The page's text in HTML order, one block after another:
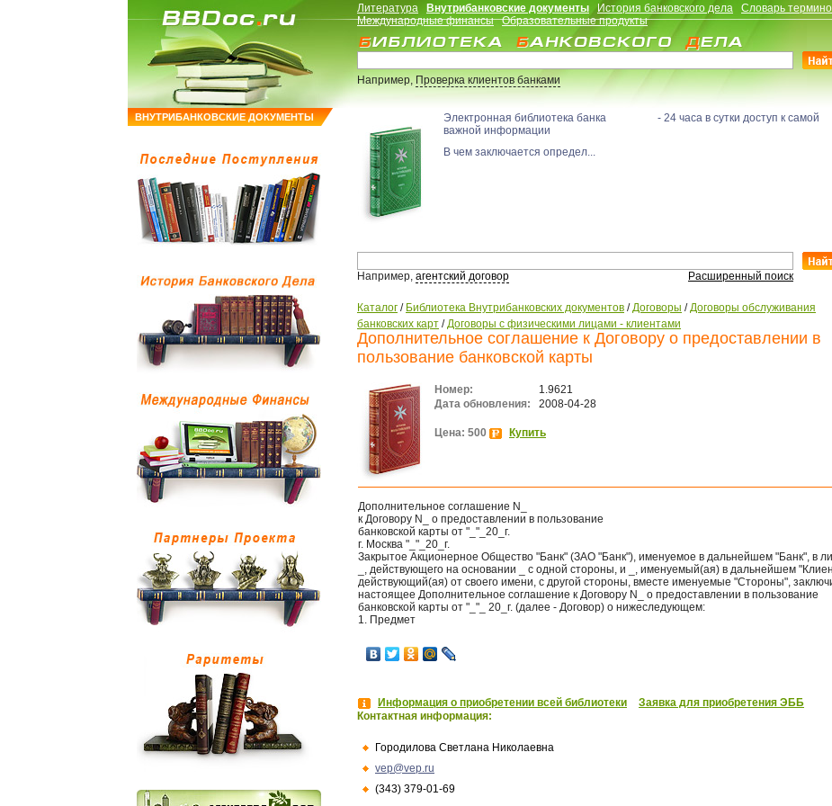
ВНУТРИБАНКОВСКИЕ ДОКУМЕНТЫ
Литература Внутрибанковские документы История банковского дела
Словарь
Международные финансы
Образовательные продукты
Например,Проверка клиентов банками
Электронная библиотека банка - 24 часа в сутки доступ к самой
важной информации
В чем заключается определ...
Например, агентский договор Расширенный поиск
Каталог / Библиотека Внутрибанковских документов /Договоры /Договоры обслуживания
банковских карт /Договоры с физическими лицами - клиентами
Дополнительное соглашение к Договору о предоставлении в
пользование банковской карты
Номер:
1.9621
Дата обновления:
2008-04-28
Цена: 500 Купить
Дополнительное соглашение N_
к Договору N_ о предоставлении в пользование
банковской карты от "_"_20_г.
г. Москва "_"_20_г.
Закрытое Акционерное Общество "Банк" (ЗАО "Банк"), именуемое в дальнейшем "Банк", в
_, действующего на основании _ с одной стороны, и _, именуемый(ая) в дальнейшем
действующий(ая) от своего имени, с другой стороны, вместе именуемые "Стороны",
настоящее Дополнительное соглашение к Договору N_ о предоставлении в пользование
банковской карты от "_"_ 20_г. (далее - Договор) о нижеследующем:
1. Предмет
Информация о приобретении всей библиотеки
Заявка для приобретения ЭББ
Контактная информация:
Городилова Светлана Николаевна
vep@vep.ru
(343) 379-01-69